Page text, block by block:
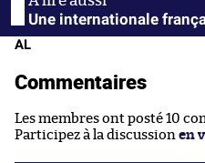
Une internationale
AL
Commentaires
Les membres ont posté 10
Participez à la discussion en